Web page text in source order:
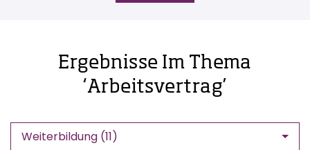
Ergebnisse Im Thema
‘Arbeitsvertrag’
Weiterbildung (11)